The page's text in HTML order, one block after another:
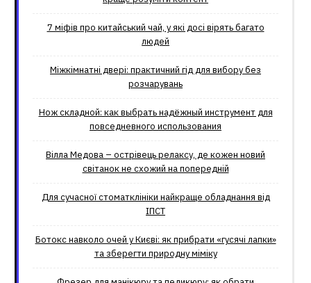
7 міфів про китайський чай, у які досі вірять багато
людей
Міжкімнатні двері: практичний гід для вибору без
розчарувань
Нож складной: как выбрать надёжный инструмент для
повседневного использования
Вілла Медова – острівець релаксу, де кожен новий
світанок не схожий на попередній
Для сучасної стоматклініки найкраще обладнання від
ІПСТ
Ботокс навколо очей у Києві: як прибрати «гусячі лапки»
та зберегти природну міміку